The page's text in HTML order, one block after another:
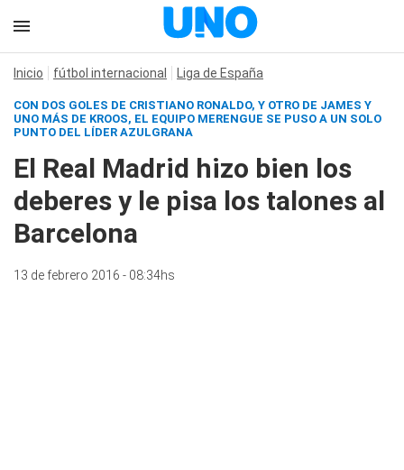
Inicio fútbol internacional Liga de España
CON DOS GOLES DE CRISTIANO RONALDO, Y OTRO DE JAMES Y
UNO MÁS DE KROOS, EL EQUIPO MERENGUE SE PUSO A UN SOLO
PUNTO DEL LÍDER AZULGRANA
El Real Madrid hizo bien los
deberes y le pisa los talones al
Barcelona
13 de febrero 2016 - 08:34hs